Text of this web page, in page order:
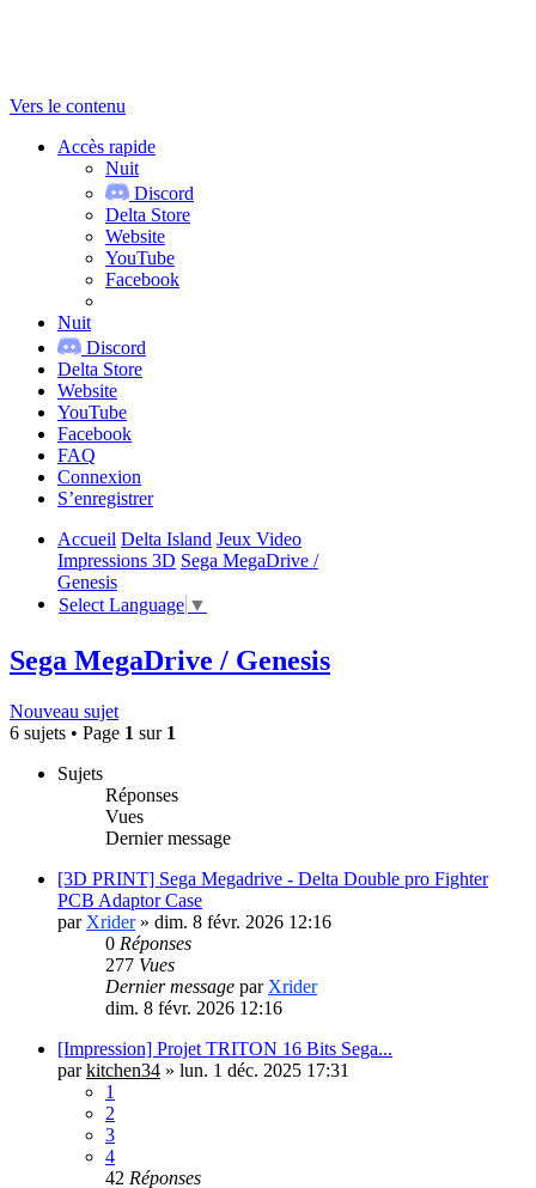
Vers le contenu
Accès rapide
Nuit
Discord
Delta Store
Website
YouTube
Facebook
Nuit
Discord
Delta Store
Website
YouTube
Facebook
FAQ
Connexion
S’enregistrer
Accueil Delta Island Jeux Video
Impressions 3D Sega MegaDrive /
Genesis
Select Language ▼
Sega MegaDrive / Genesis
Nouveau sujet
6 sujets • Page 1 sur 1
Sujets
Réponses
Vues
Dernier message
[3D PRINT] Sega Megadrive - Delta Double pro Fighter
PCB Adaptor Case
par Xrider» dim. 8 févr. 2026 12:16
0 Réponses
277 Vues
Dernier message par Xrider
dim. 8 févr. 2026 12:16
[Impression] Projet TRITON 16 Bits Sega...
parkitchen34 » lun. 1 déc. 2025 17:31
1
2
3
4
42 Réponses